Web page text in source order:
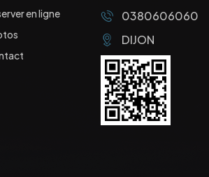
en ligne
0380606060
DIJON